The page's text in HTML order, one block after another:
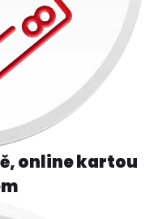
online kartou